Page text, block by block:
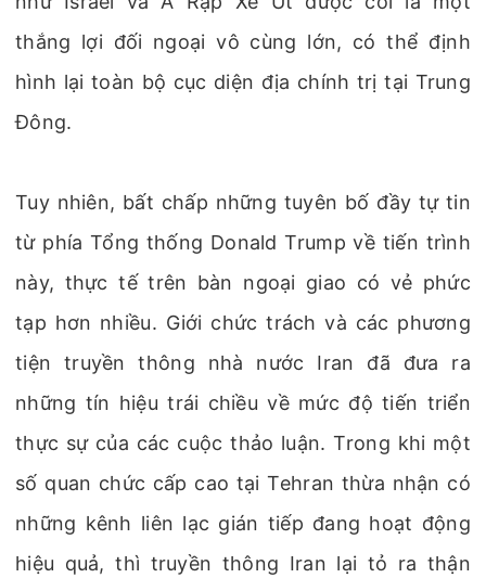
thắng lợi đối ngoại vô cùng lớn, có thể định
hình lại toàn bộ cục diện địa chính trị tại Trung
Đông.
Tuy nhiên, bất chấp những tuyên bố đầy tự tin
từ phía Tổng thống Donald Trump về tiến trình
này, thực tế trên bàn ngoại giao có vẻ phức
tạp hơn nhiều. Giới chức trách và các phương
tiện truyền thông nhà nước Iran đã đưa ra
những tín hiệu trái chiều về mức độ tiến triển
thực sự của các cuộc thảo luận. Trong khi một
số quan chức cấp cao tại Tehran thừa nhận có
những kênh liên lạc gián tiếp đang hoạt động
hiệu quả, thì truyền thông Iran lại tỏ ra thận